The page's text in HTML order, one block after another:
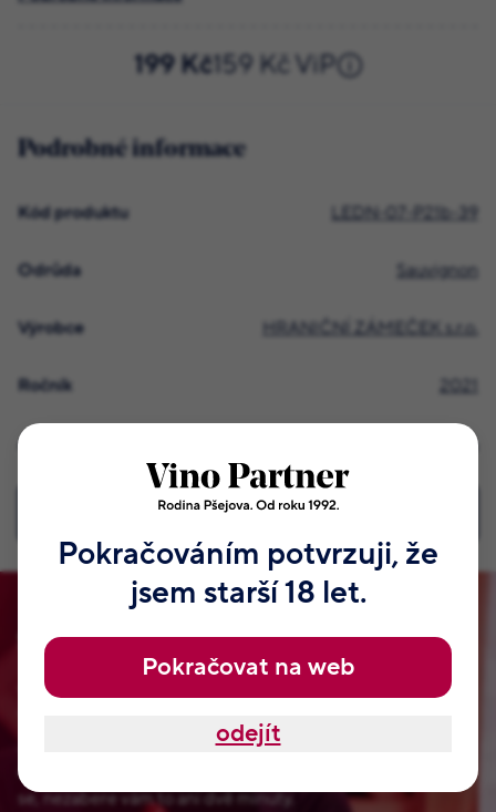
199 Kč159 Kč ViP
Podrobné informace
Kód produktu LEDN-07-P21b-39
Odrůda Sauvignon
Výrobce HRANIČNÍ ZÁMEČEK s.r.o.
Ročník 2021
Alkohol v % 12.5 %
Všechny podrobné informace
Staňte se členem našeho klubu!
Vymysleli jsme pro vás VIP klub naší rodiny Pšejových.
Tyhle odměny, které najdete jen u nás. Jsou od našeho táty
Jaroslava a samozřejmě od Jitky, Radka, Romana a dalších
členů naší rodiny. Nemají je nikde jinde na světě. Přihlaste
se, nezabere vám to ani dvě minuty.
Pokračováním potvrzuji, že
jsem starší 18 let.
Pokračovat na web
odejít